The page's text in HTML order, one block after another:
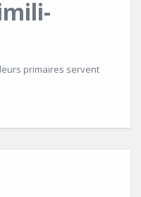
primaires servent